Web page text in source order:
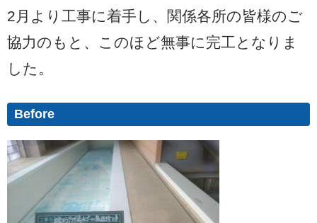
2月より工事に着手し、関係各所の皆様のご
協力のもと、このほど無事に完工となりま
した。
Before